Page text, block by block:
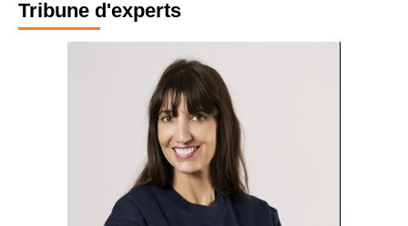
Tribune d'experts